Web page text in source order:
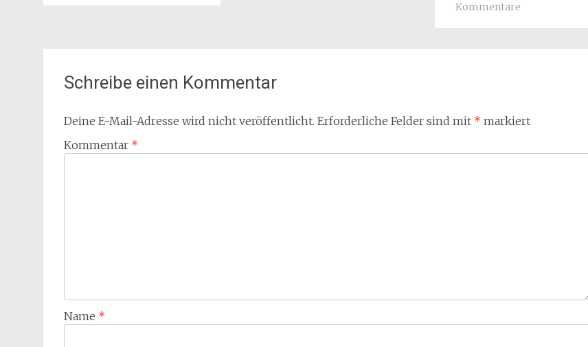
Kommentare
Schreibe einen Kommentar
Deine E-Mail-Adresse wird nicht veröffentlicht. Erforderliche Felder sind mit * markiert
Kommentar *
Name *